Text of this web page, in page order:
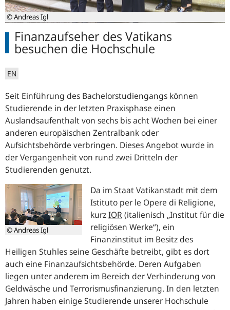
© Andreas Igl
Finanzaufseher des Vatikans
besuchen die Hochschule
EN
Seit Einführung des Bachelorstudiengangs können
Studierende in der letzten Praxisphase einen
Auslandsaufenthalt von sechs bis acht Wochen bei einer
anderen europäischen Zentralbank oder
Aufsichtsbehörde verbringen. Dieses Angebot wurde in
der Vergangenheit von rund zwei Dritteln der
Studierenden genutzt.
© Andreas Igl
Da im Staat Vatikanstadt mit dem
Istituto per le Opere di Religione,
kurzIOR(italienisch Institut für die
religiösen Werke ), ein
Finanzinstitut im Besitz des
Heiligen Stuhles seine Geschäfte betreibt, gibt es dort
auch eine Finanzaufsichtsbehörde. Deren Aufgaben
liegen unter anderem im Bereich der Verhinderung von
Geldwäsche und Terrorismusfinanzierung. In den letzten
Jahren haben einige Studierende unserer Hochschule